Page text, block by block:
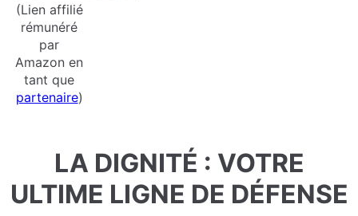
(Lien affilié
rémunéré
par
Amazon en
tant que
partenaire)
LA DIGNITÉ : VOTRE
ULTIME LIGNE DE DÉFENSE